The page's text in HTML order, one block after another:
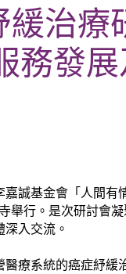
治療
務發
誠基金會「人間有
舉行。是次研討會
入交流。
療系統的癌症紓緩